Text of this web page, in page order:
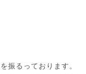
振るっております。